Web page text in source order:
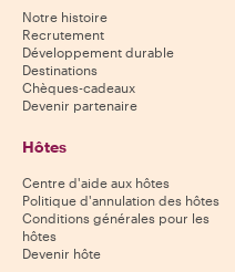
Notre histoire
Recrutement
Développement durable
Destinations
Chèques-cadeaux
Devenir partenaire
Hôtes
Centre d'aide aux hôtes
Politique d'annulation des hôtes
Conditions générales pour les
hôtes
Devenir hôte